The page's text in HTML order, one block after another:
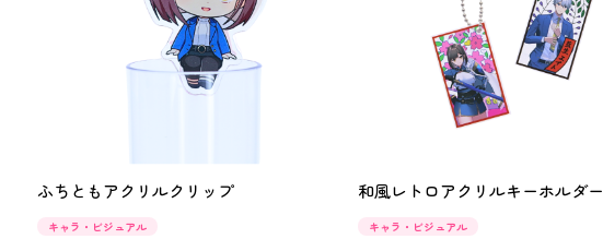
ふちともアクリルクリップ
キャラ・ビジュアル
和風レトロアクリルキーホルダー
キャラ・ビジュアル